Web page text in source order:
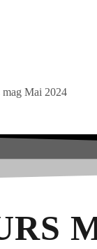
mag Mai 2024